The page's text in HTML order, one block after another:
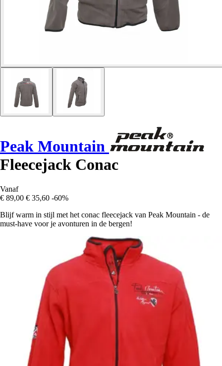
Peak Mountain
Fleecejack Conac
Vanaf
€ 89,00 € 35,60 -60%
Blijf warm in stijl met het conac fleecejack van Peak Mountain - de
must-have voor je avonturen in de bergen!